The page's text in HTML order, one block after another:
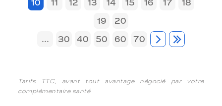
10
11 12 13 14 15 16 17
18
19
20
...
30 40 50 60 70
Tarifs TTC, avant tout avantage négocié par votre
complémentaire santé